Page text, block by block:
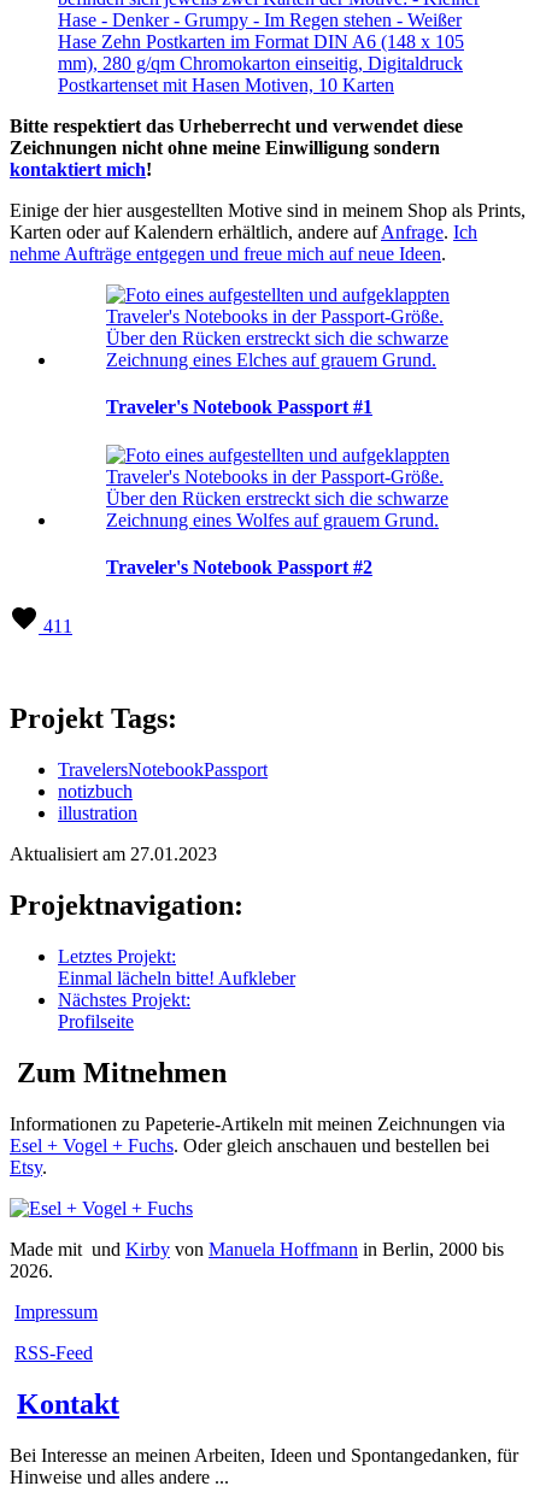
Postkartenset mit Hasen Motiven, 10 Karten
Bitte respektiert das Urheberrecht und verwendet diese
Zeichnungen nicht ohne meine Einwilligung sondern
kontaktiert mich!
Einige der hier ausgestellten Motive sind in meinem Shop als Prints,
Karten oder auf Kalendern erhältlich, andere aufAnfrage. Ich
nehme Aufträge entgegen und freue mich auf neue Ideen.
Traveler's Notebook Passport #1
Traveler's Notebook Passport #2
411
Projekt Tags:
TravelersNotebookPassport
notizbuch
illustration
Aktualisiert am 27.01.2023
Projektnavigation:
Letztes Projekt:
Einmal lächeln bitte! Aufkleber
Nächstes Projekt:
Profilseite
Zum Mitnehmen
Informationen zu Papeterie-Artikeln mit meinen Zeichnungen via
Esel + Vogel + Fuchs. Oder gleich anschauen und bestellen bei
Etsy.
Made mit und Kirby von Manuela Hoffmann in Berlin, 2000 bis
2026.
Impressum
RSS-Feed
Kontakt
Bei Interesse an meinen Arbeiten, Ideen und Spontangedanken, für
Hinweise und alles andere ...